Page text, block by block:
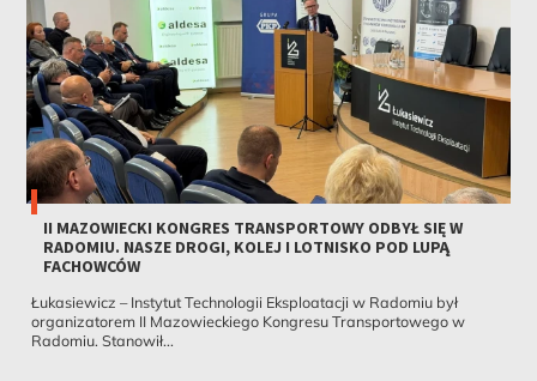
II MAZOWIECKI KONGRES TRANSPORTOWY ODBYŁ SIĘ W
RADOMIU. NASZE DROGI, KOLEJ I LOTNISKO POD LUPĄ
FACHOWCÓW
Łukasiewicz – Instytut Technologii Eksploatacji w Radomiu był
organizatorem II Mazowieckiego Kongresu Transportowego w
Radomiu. Stanowił...